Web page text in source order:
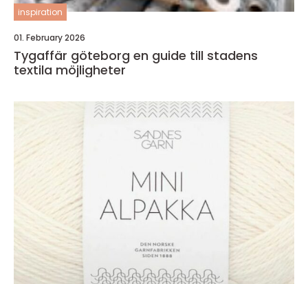
inspiration
01. February 2026
Tygaffär göteborg en guide till stadens
textila möjligheter